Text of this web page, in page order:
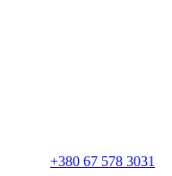
+380 67 578 3031